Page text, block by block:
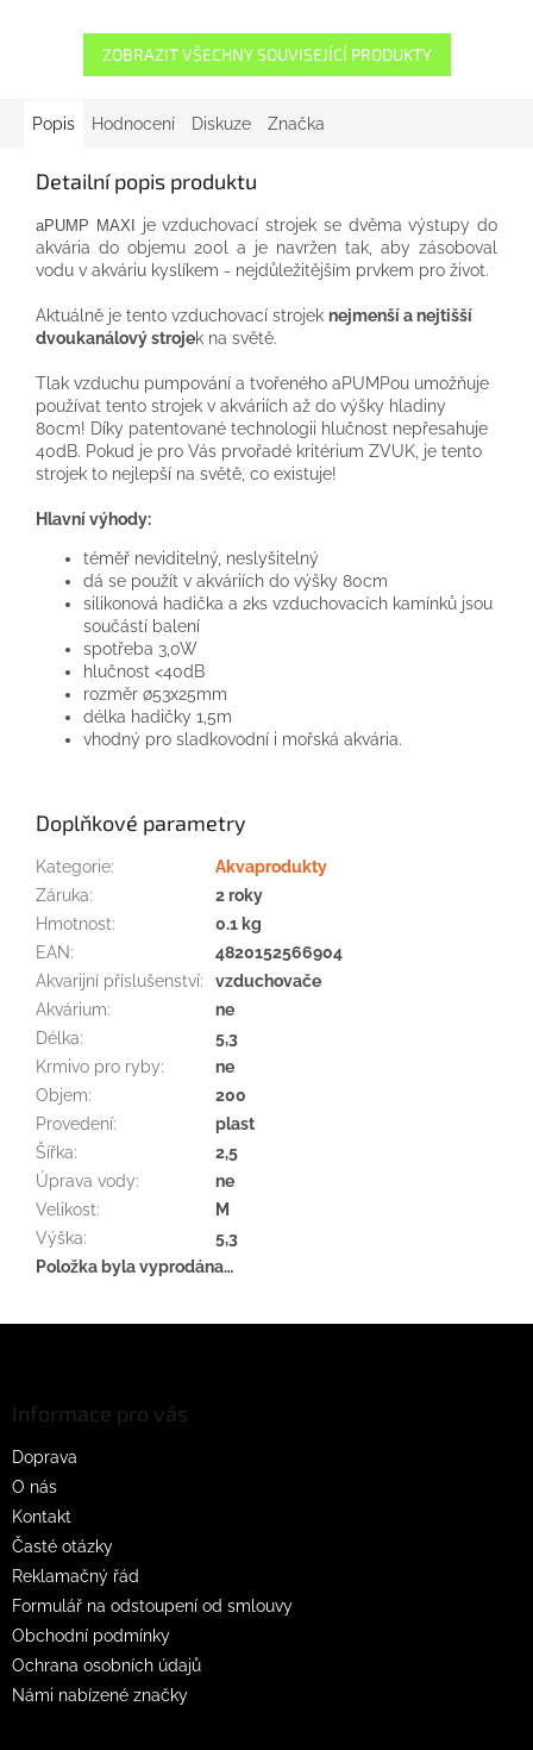
ZOBRAZIT VŠECHNY SOUVISEJÍCÍ PRODUKTY
Popis Hodnocení Diskuze Značka
Detailní popis produktu
aPUMP MAXI je vzduchovací strojek se dvěma výstupy do
akvária do objemu 200l a je navržen tak, aby zásoboval
vodu v akváriu kyslíkem - nejdůležitějším prvkem pro život.
Aktuálně je tento vzduchovací strojek nejmenšíanejtišší
dvoukanálovýstrojek na světě.
Tlak vzduchu pumpování a tvořeného aPUMPou umožňuje
používat tento strojek v akváriích až do výšky hladiny
80cm! Díky patentované technologii hlučnost nepřesahuje
40dB. Pokud je pro Vás prvořadé kritérium ZVUK je tento
strojek to nejlepší na světě co existuje!
Hlavní výhody:
téměř neviditelný neslyšitelný
dá se použít v akváriích do výšky 80cm
silikonová hadička a 2ks vzduchovacích kamínků jsou
součástí balení
spotřeba 3,0W
hlučnost <40dB
rozměr ∅53x25mm
délka hadičky 1,5m
vhodný pro sladkovodní i mořská akvária.
Doplňkové parametry
Kategorie:
Akvaprodukty
Záruka:
2 roky
Hmotnost:
0.1 kg
EAN:
4820152566904
Akvarijní příslušenství:
vzduchovače
Akvárium:
ne
Délka:
5,3
Krmivo pro ryby:
ne
Objem:
200
Provedení:
plast
Šířka:
2,5
Úprava vody:
ne
Velikost:
M
Výška:
5,3
Položka byla vyprodána…
Informace pro vás
Doprava
O nás
Kontakt
Časté otázky
Reklamačný řád
Formulář na odstoupení od smlouvy
Obchodní podmínky
Ochrana osobních údajů
Námi nabízené značky